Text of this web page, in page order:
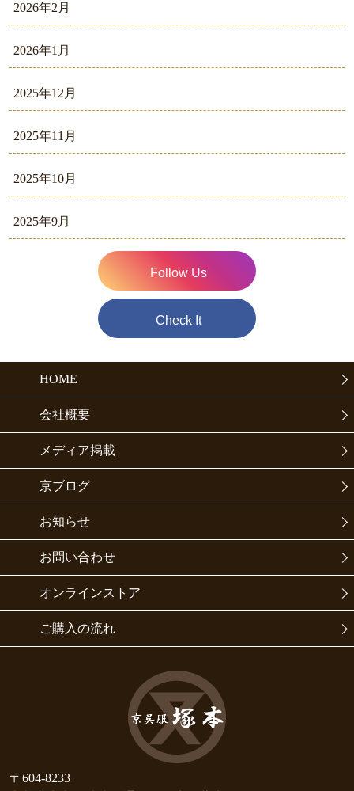
2026年2月
2026年1月
2025年12月
2025年11月
2025年10月
2025年9月
Follow Us
Check It
HOME
会社概要
メディア掲載
京ブログ
お知らせ
お問い合わせ
オンラインストア
ご購入の流れ
〒604-8233